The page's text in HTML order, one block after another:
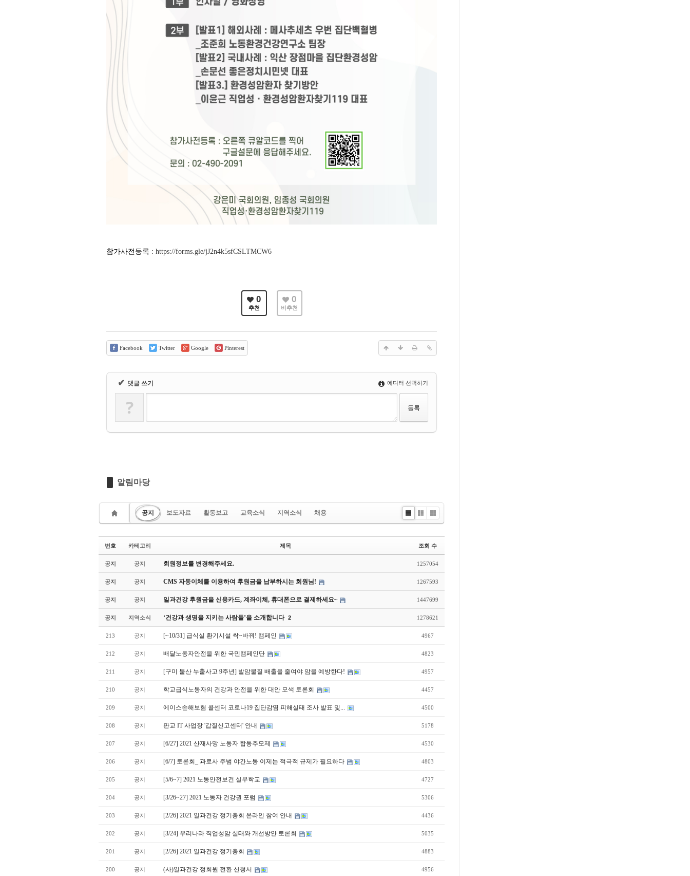
참가사전등록 : https://forms.gle/jJ2n4k5sfCSLTMCW6
0
추천
0
비추천
Facebook Twitter Google Pinterest
✔ 댓글 쓰기 에디터 선택하기
?
알림마당
공지 보도자료 활동보고 교육소식 지역소식
채용
Li
Zi
e
G
le
ry
번호 카테고리 제목 조회 수
공지 공지 회원정보를 변경해주세요. 1257054
공지 공지 CMS 자동이체를 이용하여 후원금을 납부하시는 회원님! 1267593
공지 공지 일과건강 후원금을 신용카드, 계좌이체, 휴대폰으로 결제하세요~ 1447699
공지 지역소식 ‘건강과 생명을 지키는 사람들’을 소개합니다 2 1278621
213 공지 [~10/31] 급식실 환기시설 싹~바꿔! 캠페인 4967
212 공지 배달노동자안전을 위한 국민캠페인단 4823
211 공지 [구미 불산 누출사고 9주년] 발암물질 배출을 줄여야 암을 예방한다! 4957
210 공지 학교급식노동자의 건강과 안전을 위한 대안 모색 토론회 4457
209 공지 에이스손해보험 콜센터 코로나19 집단감염 피해실태 조사 발표 및... 4500
208 공지 판교 IT 사업장 '갑질신고센터' 안내 5178
207 공지 [6/27] 2021 산재사망 노동자 합동추모제 4530
206 공지 [6/7] 토론회_ 과로사 주범 야간노동 이제는 적극적 규제가 필요하다 4803
205 공지 [5/6~7] 2021 노동안전보건 실무학교 4727
204 공지 [3/26~27] 2021 노동자 건강권 포럼 5306
203 공지 [2/26] 2021 일과건강 정기총회 온라인 참여 안내 4436
202 공지 [3/24] 우리나라 직업성암 실태와 개선방안 토론회 5035
201 공지 [2/26] 2021 일과건강 정기총회 4883
200 공지 (사)일과건강 정회원 전환 신청서 4956